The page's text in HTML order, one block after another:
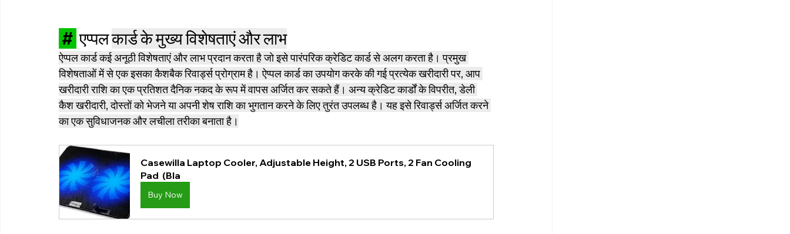
# एप्पल कार्ड के मुख्य विशेषताएं और लाभ
ऐप्पल कार्ड कई अनूठी विशेषताएं और लाभ प्रदान करता है जो इसे पारंपरिक क्रेडिट कार्ड से अलग करता है। प्रमुख
विशेषताओं में से एक इसका कैशबैक रिवार्ड्स प्रोग्राम है। ऐप्पल कार्ड का उपयोग करके की गई प्रत्येक खरीदारी पर, आप
खरीदारी राशि का एक प्रतिशत दैनिक नकद के रूप में वापस अर्जित कर सकते हैं। अन्य क्रेडिट कार्डों के विपरीत, डेली
कैश खरीदारी, दोस्तों को भेजने या अपनी शेष राशि का भुगतान करने के लिए तुरंत उपलब्ध है। यह इसे रिवार्ड्स अर्जित करने
का एक सुविधाजनक और लचीला तरीका बनाता है।
Casewilla Laptop Cooler, Adjustable Height, 2 USB Ports, 2 Fan Cooling
Pad  (Bla
Buy Now